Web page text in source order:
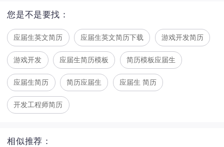
您是不是要找：
应届生英文简历 应届生英文简历下载 游戏开发简历
游戏开发 应届生简历模板 简历模板应届生
应届生简历 简历应届生 应届生 简历
开发工程师简历
相似推荐：